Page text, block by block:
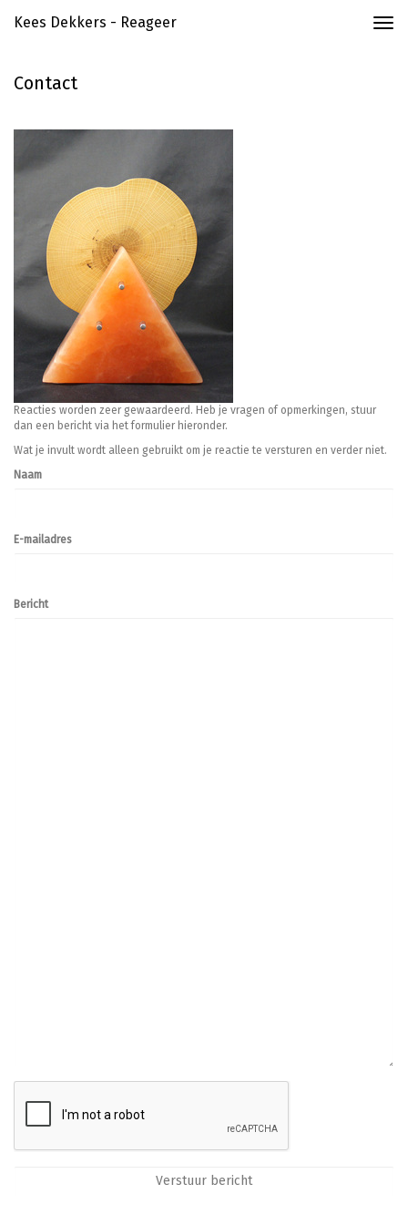
Kees Dekkers - Reageer
Contact
Reacties worden zeer gewaardeerd. Heb je vragen of opmerkingen, stuur
dan een bericht via het formulier hieronder.
Wat je invult wordt alleen gebruikt om je reactie te versturen en verder niet.
Naam
E-mailadres
Bericht